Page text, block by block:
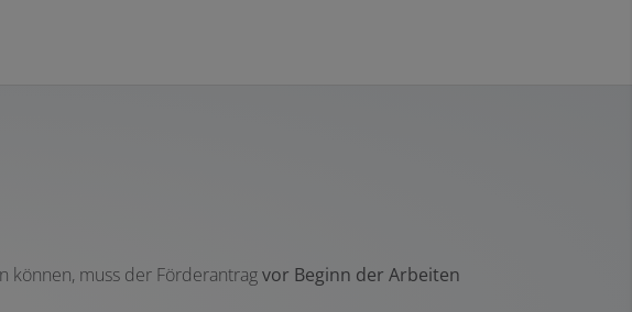
können, muss der Förderantragvor Beginn der Arbeiten